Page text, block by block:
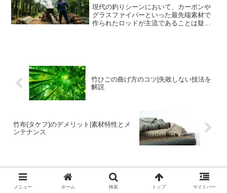
現代の釣りシーンにおいて、カーボンや
グラスファイバーといった最先端素材で
作られたロッドが主流であることは疑い
竹ひごの曲げ方のコツ|失敗しない技法を
解説
竹布(タケフ)のデメリット|素材特性とメ
ンテナンス
コメント
メニュー ホーム 検索 トップ サイドバー